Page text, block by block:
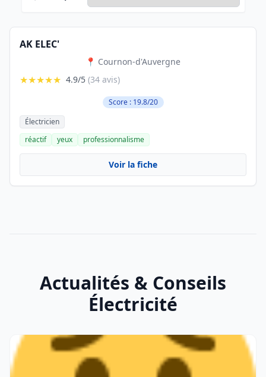
AK ELEC'
📍 Cournon-d'Auvergne
★★★★★ 4.9/5 (34 avis)
Score : 19.8/20
Électricien
réactif
yeux professionnalisme
Voir la fiche
Actualités & Conseils
Électricité